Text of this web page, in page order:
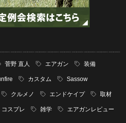
菅野 直人 エアガン 装備
カスタム Sassow
クルメノ エンドケイプ 取材
コスプレ 雑学 エアガンレビュー